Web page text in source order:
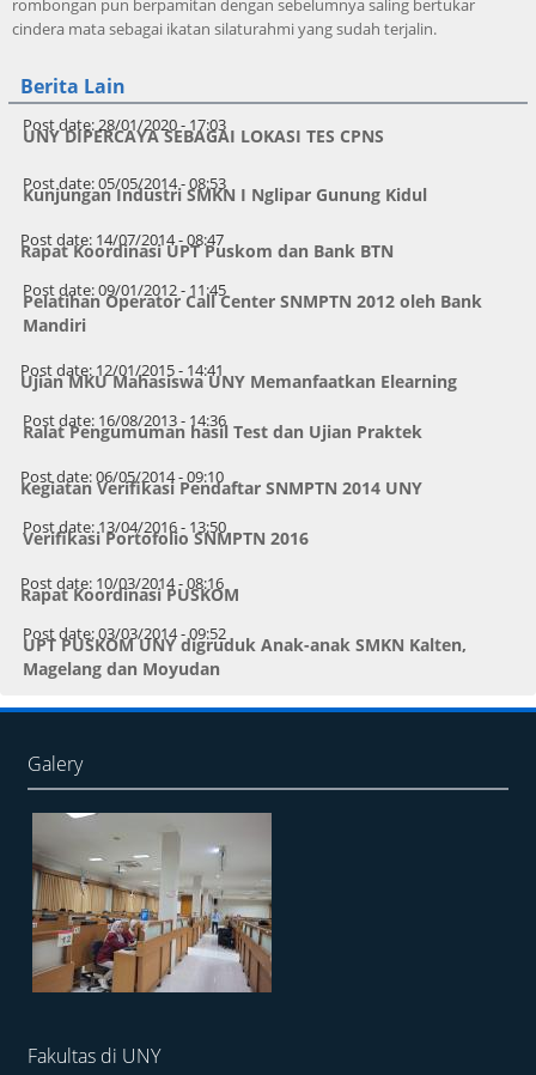
rombongan pun berpamitan dengan sebelumnya saling bertukar
cindera mata sebagai ikatan silaturahmi yang sudah terjalin.
Berita Lain
Post date:28/01/2020 - 17:03
UNY DIPERCAYA SEBAGAI LOKASI TES CPNS
Post date:05/05/2014 - 08:53
Kunjungan Industri SMKN I Nglipar Gunung Kidul
Post date: 14/07/2014 - 08:47
Rapat Koordinasi UPT Puskom dan Bank BTN
Post date:09/01/2012 - 11:45
Pelatihan Operator Call Center SNMPTN 2012 oleh Bank
Mandiri
Post date: 12/01/2015 - 14:41
Ujian MKU Mahasiswa UNY Memanfaatkan Elearning
Post date: 16/08/2013 - 14:36
Ralat Pengumuman hasil Test dan Ujian Praktek
Post date:06/05/2014 - 09:10
Kegiatan Verifikasi Pendaftar SNMPTN 2014 UNY
Post date:13/04/2016 - 13:50
Verifikasi Portofolio SNMPTN 2016
Post date: 10/03/2014 - 08:16
Rapat Koordinasi PUSKOM
Post date:03/03/2014 - 09:52
UPT PUSKOM UNY digruduk Anak-anak SMKN Kalten,
Magelang dan Moyudan
Galery
Fakultas di UNY